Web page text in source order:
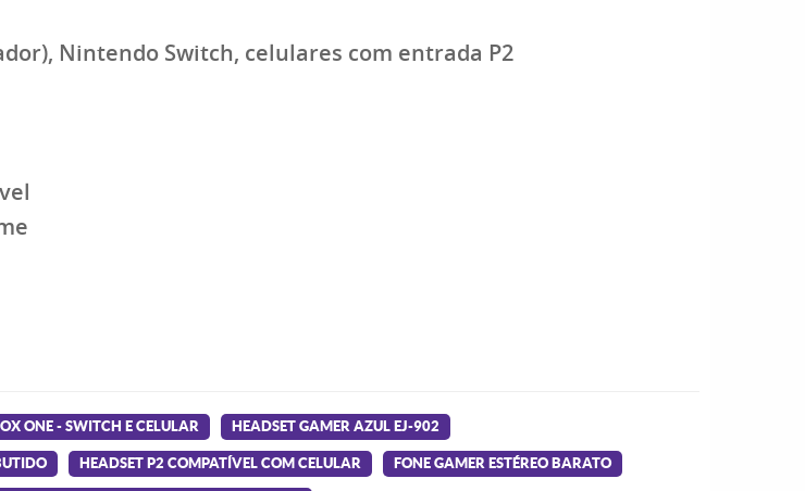
Nintendo Switch, celulares com entrada P2
ONE - SWITCH E CELULAR HEADSET GAMER AZUL EJ-902
HEADSET P2 COMPATÍVEL COM CELULAR FONE GAMER ESTÉREO BARATO